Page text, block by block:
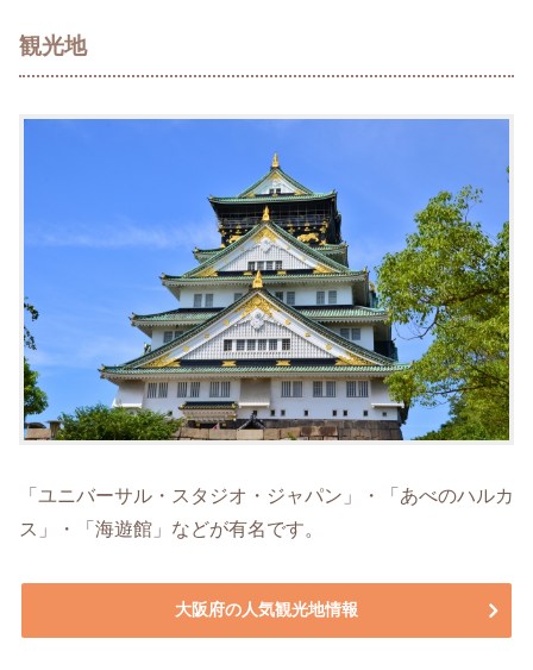
観光地
「ユニバーサル・スタジオ・ジャパン」・「あべのハルカ
ス」・「海遊館」などが有名です。
大阪府の人気観光地情報